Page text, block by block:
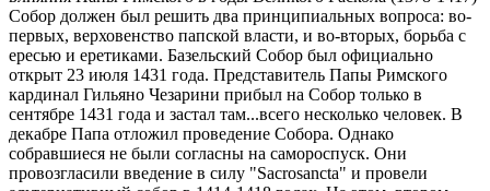
Собор должен был решить два принципиальных вопроса: во-
первых, верховенство папской власти, и во-вторых, борьба с
ересью и еретиками. Базельский Собор был официально
открыт 23 июля 1431 года. Представитель Папы Римского
кардинал Гильяно Чезарини прибыл на Собор только в
сентябре 1431 года и застал там...всего несколько человек. В
декабре Папа отложил проведение Собора. Однако
собравшиеся не были согласны на самороспуск. Они
провозгласили введение в силу "Sacrosancta" и провели